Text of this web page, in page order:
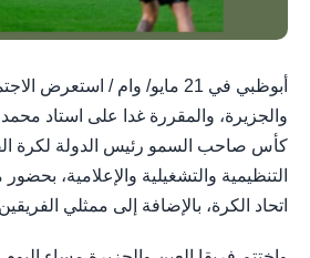
أبوظبي في 21 مايو/ وام / استعرض
والجزيرة، والمقررة غدا على استاد
كأس صاحب السمو رئيس الدولة لكرة
التنظيمية والتشغيلية والإعلامية،
اتحاد الكرة، بالإضافة إلى ممثلي